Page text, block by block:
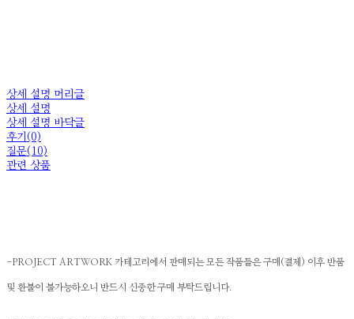
상세 설명 머리글
상세 설명
상세 설명 바닥글
후기(0)
질문(10)
관련 상품
-PROJECT ARTWORK 카테고리에서 판매되는 모든 작품들은 구매(결제) 이후 반품
및 환불이 불가능하오니 반드시 신중한 구매 부탁드립니다.